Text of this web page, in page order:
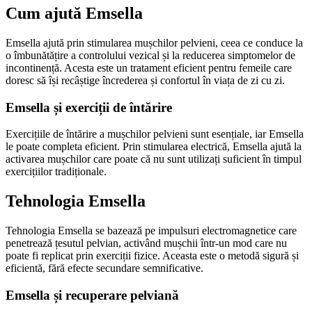
Cum ajută Emsella
Emsella ajută prin stimularea mușchilor pelvieni, ceea ce conduce la
o îmbunătățire a controlului vezical și la reducerea simptomelor de
incontinență. Acesta este un tratament eficient pentru femeile care
doresc să își recâștige încrederea și confortul în viața de zi cu zi.
Emsella și exerciții de întărire
Exercițiile de întărire a mușchilor pelvieni sunt esențiale, iar Emsella
le poate completa eficient. Prin stimularea electrică, Emsella ajută la
activarea mușchilor care poate că nu sunt utilizați suficient în timpul
exercițiilor tradiționale.
Tehnologia Emsella
Tehnologia Emsella se bazează pe impulsuri electromagnetice care
penetrează țesutul pelvian, activând mușchii într-un mod care nu
poate fi replicat prin exerciții fizice. Aceasta este o metodă sigură și
eficientă, fără efecte secundare semnificative.
Emsella și recuperare pelviană